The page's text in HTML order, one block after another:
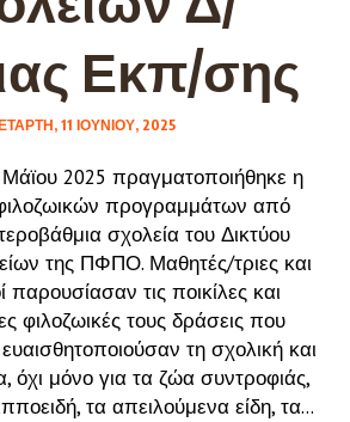
Εκπ/σης
11 ΙΟΥΝΊΟΥ, 2025
2025 πραγματοποιήθηκε η
προγραμμάτων από
σχολεία του Δικτύου
της ΠΦΠΟ. Μαθητές/τριες και
παρουσίασαν τις ποικίλες και
φιλοζωικές τους δράσεις που
τη σχολική και
όχι μόνο για τα ζώα συντροφιάς,
τα απειλούμενα είδη, τα...